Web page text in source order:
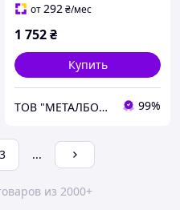
от292₴/мес
1 752₴
Купить
ТОВ "МЕТАЛБОКС" 99%
3 ...
из 2000+